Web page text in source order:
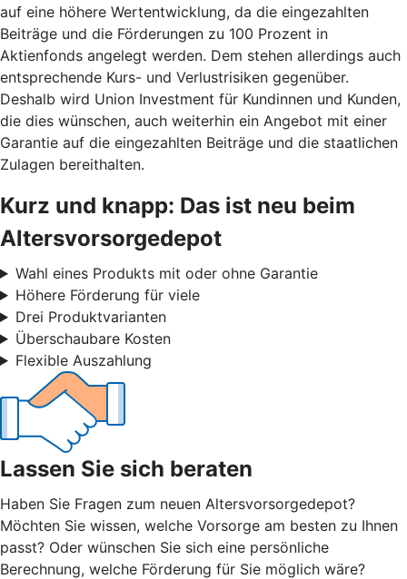
auf eine höhere Wertentwicklung, da die eingezahlten
Beiträge und die Förderungen zu 100 Prozent in
Aktienfonds angelegt werden. Dem stehen allerdings auch
entsprechende Kurs- und Verlustrisiken gegenüber.
Deshalb wird Union Investment für Kundinnen und Kunden,
die dies wünschen, auch weiterhin ein Angebot mit einer
Garantie auf die eingezahlten Beiträge und die staatlichen
Zulagen bereithalten.
Kurz und knapp: Das ist neu beim
Altersvorsorgedepot
Wahl eines Produkts mit oder ohne Garantie
Höhere Förderung für viele
Drei Produktvarianten
Überschaubare Kosten
Flexible Auszahlung
Lassen Sie sich beraten
Haben Sie Fragen zum neuen Altersvorsorgedepot?
Möchten Sie wissen, welche Vorsorge am besten zu Ihnen
passt? Oder wünschen Sie sich eine persönliche
Berechnung, welche Förderung für Sie möglich wäre?